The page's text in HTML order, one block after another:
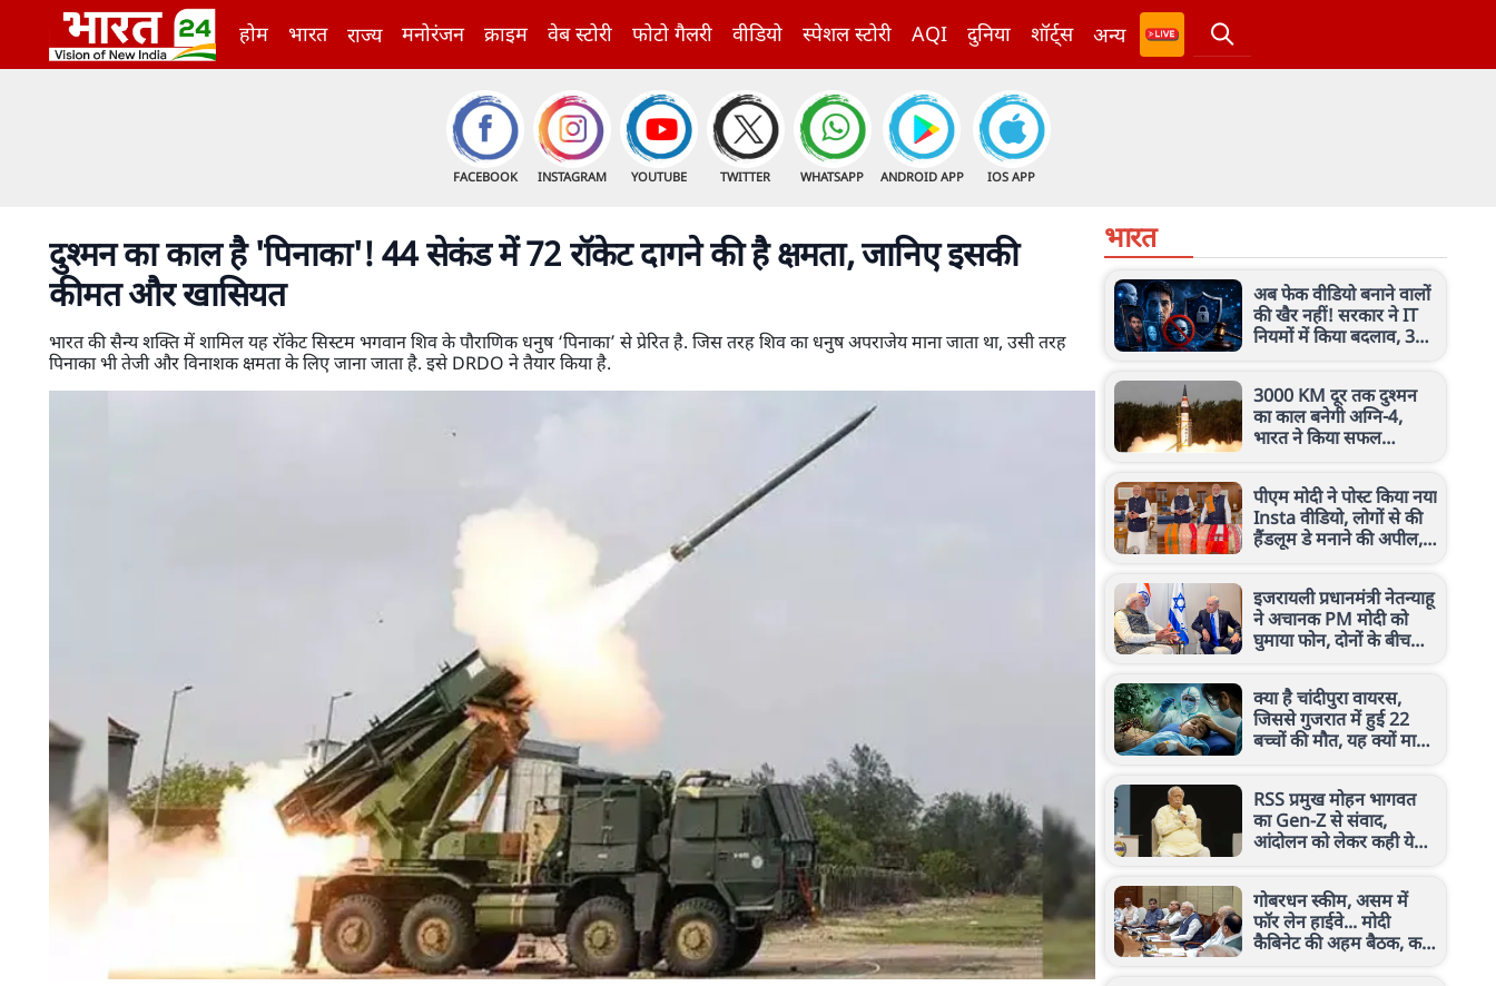
होम भारत राज्य मनोरंजन क्राइम वेब स्टोरी फोटो गैलरी वीडियो स्पेशल स्टोरी AQI दुनिया शॉर्ट्स अन्य
FACEBOOK INSTAGRAM YOUTUBE TWITTER WHATSAPP ANDROID APP IOS APP
दुश्मन का काल है 'पिनाका'! 44 सेकंड में 72 रॉकेट दागने की है क्षमता, जानिए इसकी
कीमत और खासियत
भारत की सैन्य शक्ति में शामिल यह रॉकेट सिस्टम भगवान शिव के पौराणिक धनुष ‘पिनाका’ से प्रेरित है. जिस तरह शिव का धनुष अपराजेय माना जाता था, उसी तरह
पिनाका भी तेजी और विनाशक क्षमता के लिए जाना जाता है. इसे DRDO ने तैयार किया है.
भारत
अब फेक वीडियो बनाने वालों
की खैर नहीं! सरकार ने IT
नियमों में किया बदलाव, 3
3000 KM दूर तक दुश्मन
का काल बनेगी अग्नि-4,
भारत ने किया सफल
पीएम मोदी ने पोस्ट किया नया
Insta वीडियो, लोगों से की
हैंडलूम डे मनाने की अपील,
इजरायली प्रधानमंत्री नेतन्याहू
ने अचानक PM मोदी को
घुमाया फोन, दोनों के बीच
क्या है चांदीपुरा वायरस,
जिससे गुजरात में हुई 22
बच्चों की मौत, यह क्यों माना
RSS प्रमुख मोहन भागवत
का Gen-Z से संवाद,
आंदोलन को लेकर कही ये
गोबरधन स्कीम, असम में
फॉर लेन हाईवे... मोदी
कैबिनेट की अहम बैठक, कई